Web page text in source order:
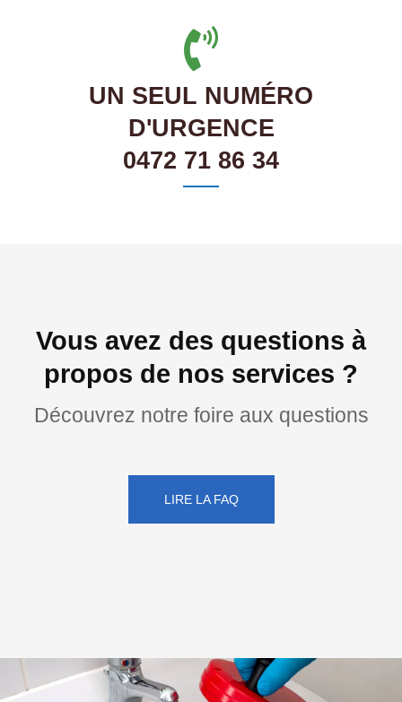
UN SEUL NUMÉRO
D'URGENCE
0472 71 86 34
Vous avez des questions à
propos de nos services ?
Découvrez notre foire aux questions
LIRE LA FAQ